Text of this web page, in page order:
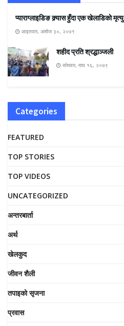
प्याराग्लाइडिङ क्र्यास हुँदा एक खेलाडिकाे मृत्यु
आइतवार, अशोज ३०, २०७९
शहीद प्रति श्रद्धाञ्जली
सोमवार, माघ १६, २०७९
Categories
FEATURED
TOP STORIES
TOP VIDEOS
UNCATEGORIZED
अन्तरबार्ता
अर्थ
खेलकुद
जीवन शैली
तपाइको सृजना
प्रवास